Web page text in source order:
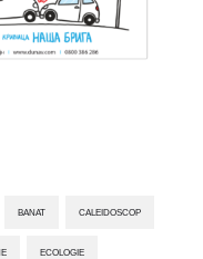
BANAT CALEIDOSCOP
ECOLOGIE